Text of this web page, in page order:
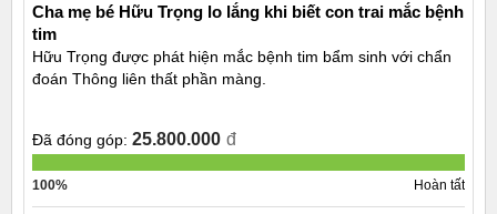
Cha mẹ bé Hữu Trọng lo lắng khi biết con trai mắc bệnh
tim
Hữu Trọng được phát hiện mắc bệnh tim bẩm sinh với chẩn
đoán Thông liên thất phần màng.
Đã đóng góp: 25.800.000 đ
100% Hoàn tất